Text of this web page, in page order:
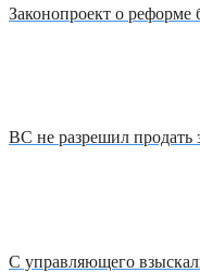
Законопроект о реформе
ВС не разрешил продать
С управляющего